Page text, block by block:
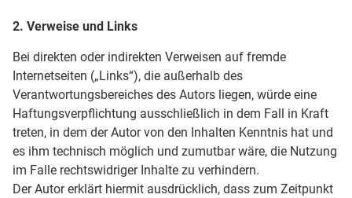
2. Verweise und Links
Bei direkten oder indirekten Verweisen auf fremde
Internetseiten („Links“), die außerhalb des
Verantwortungsbereiches des Autors liegen, würde eine
Haftungsverpflichtung ausschließlich in dem Fall in Kraft
treten, in dem der Autor von den Inhalten Kenntnis hat und
es ihm technisch möglich und zumutbar wäre, die Nutzung
im Falle rechtswidriger Inhalte zu verhindern.
Der Autor erklärt hiermit ausdrücklich, dass zum Zeitpunkt